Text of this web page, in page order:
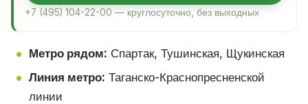
+7 (495) 104-22-00 — круглосуточно, без выходных
Метро рядом: Спартак, Тушинская, Щукинская
Линия метро: Таганско-Краснопресненской
линии